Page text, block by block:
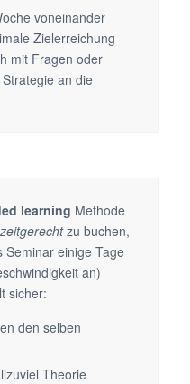
voneinander
Zielerreichung
mit Fragen oder
an die
learning Methode
zeitgerechtzu buchen,
einige Tage
an)
sicher:
den selben
Theorie